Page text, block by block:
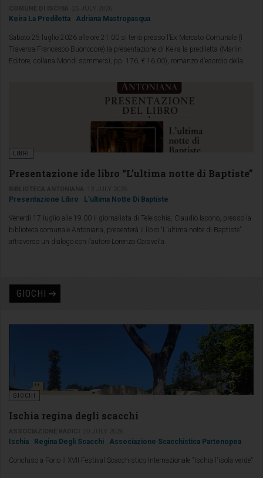
Keira La Prediletta Adriana Mastropasqua
Sabato 25 luglio 2026 alle ore 21.00 si terrà presso l’Ex Mercato Comunale (I
Traversa Francesco Buonocore) la presentazione di Keira la prediletta (Marlin
Editore, collana Mondi sommersi, pp. 176, € 16,00), romanzo d’esordio della
LIBRI
Presentazione ide libro “L’ultima notte di Baptiste”
Presentazione Libro L’ultima Notte Di Baptiste
Venerdì 17 luglio alle 19.00 il giornalista di Teleischia, Claudio Iacono, presso la
biblioteca comunale Antoniana, presenterà il libro “L’ultima notte di Baptiste”
attraverso un dialogo con l’autore Lorenzo Caravella.
GIOCHI
GIOCHI
Ischia regina degli scacchi
Ischia Regina Degli Scacchi Associazione Scacchistica Partenopea
Concluso a Forio il XVII Festival Scacchistico Internazionale "Ischia l'isola verde"